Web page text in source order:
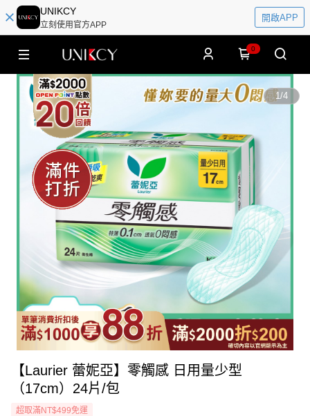
UNIKCY
立刻使用官方APP
開啟APP
0
1/4
【Laurier 蕾妮亞】零觸感 日用量少型
（17cm）24片/包
超取滿NT$499免運